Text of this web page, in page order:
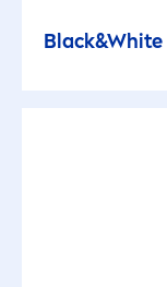
Black&White